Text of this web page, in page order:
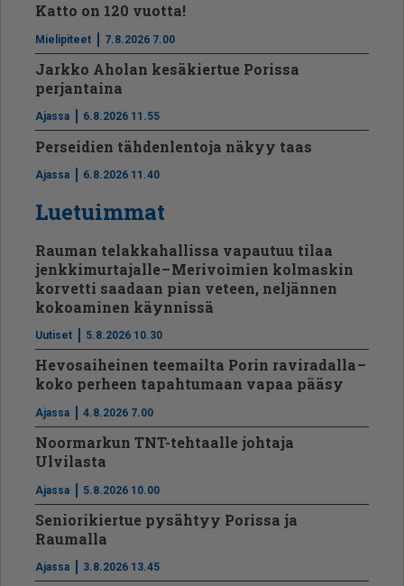
Katto on 120 vuotta!
Mielipiteet 7.8.2026 7.00
Jarkko Aholan kesäkiertue Porissa
perjantaina
Ajassa 6.8.2026 11.55
Perseidien tähdenlentoja näkyy taas
Ajassa 6.8.2026 11.40
Luetuimmat
Rauman telakkahallissa vapautuu tilaa
jenkkimurtajalle – Merivoimien kolmaskin
korvetti saadaan pian veteen, neljännen
kokoaminen käynnissä
Uutiset 5.8.2026 10.30
Hevosaiheinen teemailta Porin raviradalla –
koko perheen tapahtumaan vapaa pääsy
Ajassa 4.8.2026 7.00
Noormarkun TNT-tehtaalle johtaja
Ulvilasta
Ajassa 5.8.2026 10.00
Seniorikiertue pysähtyy Porissa ja
Raumalla
Ajassa 3.8.2026 13.45